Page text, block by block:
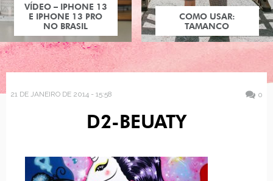
VÍDEO – IPHONE 13
E IPHONE 13 PRO
NO BRASIL
COMO USAR:
TAMANCO
21 DE JANEIRO DE 2014 - 15:58 0
D2-BEUATY